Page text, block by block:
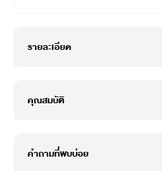
รายละเอียด
คุณสมบัติ
คำถามที่พบบ่อย